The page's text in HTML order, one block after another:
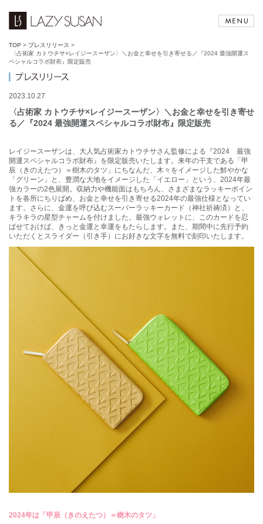
TOP > プレスリリース >
〈占術家 カトウチサ×レイジースーザン〉＼お金と幸せを引き寄せる／『2024 最強開運ス
ペシャルコラボ財布』限定販売
2023.10.27
〈占術家 カトウチサ×レイジースーザン〉＼お金と幸せを引き寄せ
る／『2024 最強開運スペシャルコラボ財布』限定販売
レイジースーザンは、大人気占術家カトウチサさん監修による『2024 最強
開運スペシャルコラボ財布』を限定販売いたします。来年の干支である「甲
辰（きのえたつ）＝樹木のタツ」にちなんだ、木々をイメージした鮮やかな
「グリーン」と、豊潤な大地をイメージした「イエロー」という、2024年最
強カラーの2色展開。収納力や機能面はもちろん、さまざまなラッキーポイン
トを各所にちりばめ、お金と幸せを引き寄せる2024年の最強仕様となってい
ます。さらに、金運を呼び込むスーパーラッキーカード（神社祈祷済）と、
キラキラの星型チャームを付けました。最強ウォレットに、このカードを忍
ばせておけば、きっと金運と幸運をもたらします。また、期間中に先行予約
いただくとスライダー（引き手）にお好きな文字を無料で刻印いたします。
2024年は「甲辰（きのえたつ）＝樹木のタツ」